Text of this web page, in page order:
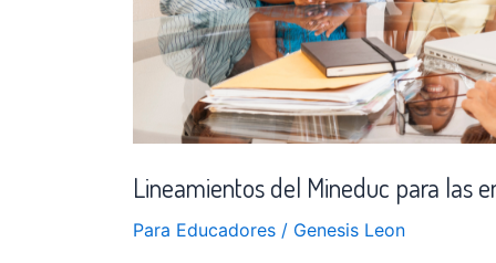
Lineamientos del Mineduc para las
Para Educadores / Genesis Leon